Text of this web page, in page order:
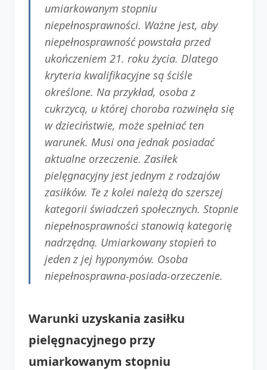
umiarkowanym stopniu
niepełnosprawności. Ważne jest, aby
niepełnosprawność powstała przed
ukończeniem 21. roku życia. Dlatego
kryteria kwalifikacyjne są ściśle
określone. Na przykład, osoba z
cukrzycą, u której choroba rozwinęła się
w dzieciństwie, może spełniać ten
warunek. Musi ona jednak posiadać
aktualne orzeczenie. Zasiłek
pielęgnacyjny jest jednym z rodzajów
zasiłków. Te z kolei należą do szerszej
kategorii świadczeń społecznych. Stopnie
niepełnosprawności stanowią kategorię
nadrzędną. Umiarkowany stopień to
jeden z jej hyponymów. Osoba
niepełnosprawna-posiada-orzeczenie.
Warunki uzyskania zasiłku
pielęgnacyjnego przy
umiarkowanym stopniu